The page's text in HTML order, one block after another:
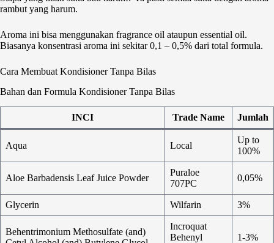
rambut yang harum.
Aroma ini bisa menggunakan fragrance oil ataupun essential oil.
Biasanya konsentrasi aroma ini sekitar 0,1 – 0,5% dari total formula.
Cara Membuat Kondisioner Tanpa Bilas
Bahan dan Formula Kondisioner Tanpa Bilas
INCI Trade Name Jumlah
Aqua Local
Up to
100%
Aloe Barbadensis Leaf Juice Powder
Puraloe
707PC
0,05%
Glycerin Wilfarin 3%
Behentrimonium Methosulfate (and)
Incroquat
Behenyl
1-3%